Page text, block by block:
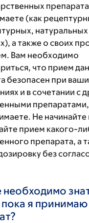
(как
натуральных
а также о своих
Вам необходимо
что прием
безопасен при
и в сочетании с
Не начинайте
прием какого-
препарата, а
без
необходимо
пока я